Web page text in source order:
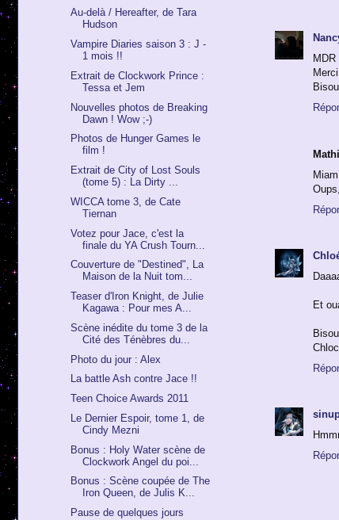
Et
Au-delà / Hereafter, de Tara
Hudson
Vampire Diaries saison 3 : J -
1 mois !!
Extrait de Clockwork Prince :
Tessa et Jem
Nouvelles photos de Breaking
Dawn ! Wow ;-)
Photos de Hunger Games le
film !
Extrait de City of Lost Souls
(tome 5) : La Dirty ...
WICCA tome 3, de Cate
Tiernan
Votez pour Jace, c'est la
finale du YA Crush Tourn...
Couverture de "Destined", La
Maison de la Nuit tom...
Teaser d'Iron Knight, de Julie
Kagawa : Pour mes A...
Scène inédite du tome 3 de la
Cité des Ténèbres du...
Photo du jour : Alex
La battle Ash contre Jace !!
Teen Choice Awards 2011
Le Dernier Espoir, tome 1, de
Cindy Mezni
Bonus : Holy Water scène de
Clockwork Angel du poi...
Bonus : Scène coupée de The
Iron Queen, de Julis K...
Pause de quelques jours